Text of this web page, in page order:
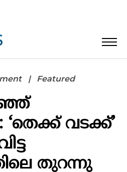
Featured
വടക്ക്’
തുറന്നു